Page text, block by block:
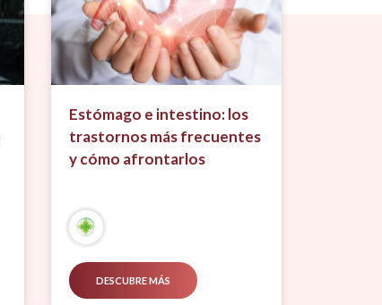
Estómago e intestino: los
trastornos más frecuentes
y cómo afrontarlos
DESCUBRE MÁS